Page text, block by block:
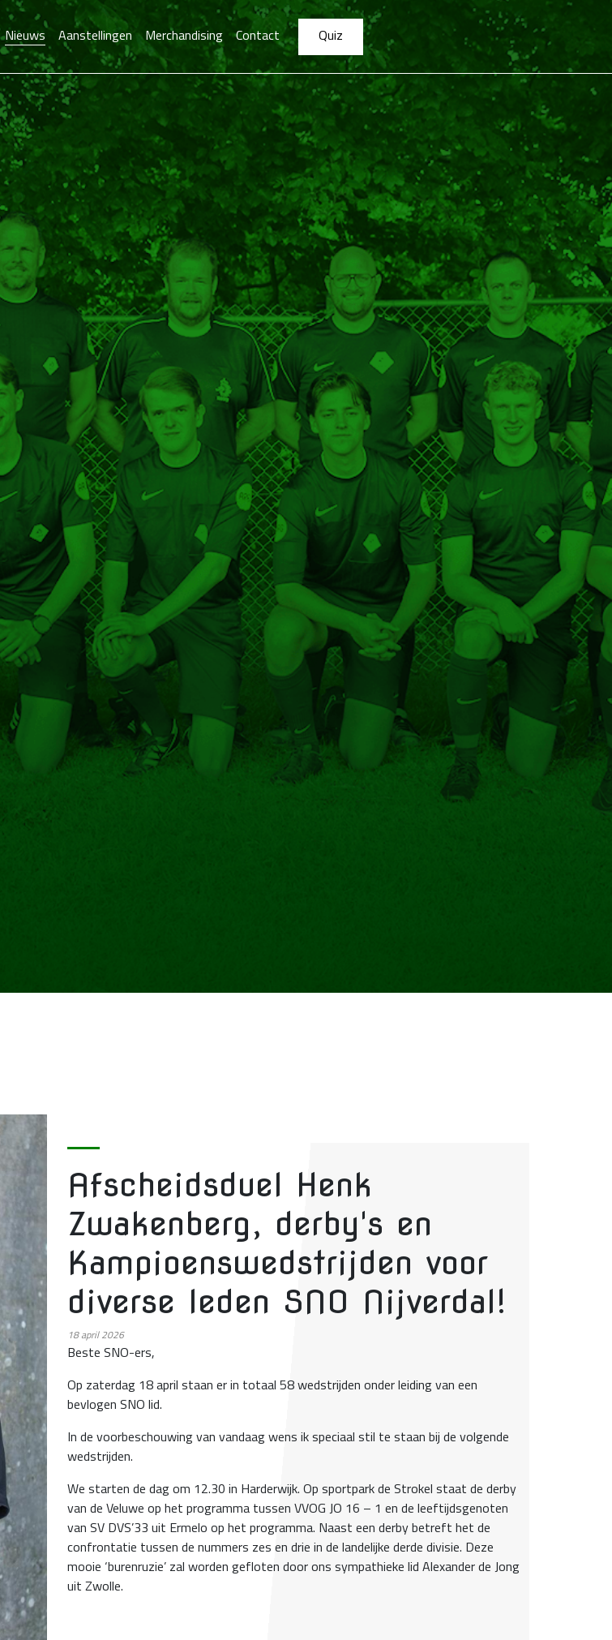
Nieuws Aanstellingen Merchandising Contact Quiz
Afscheidsduel Henk
Zwakenberg, derby's en
Kampioenswedstrijden voor
diverse leden SNO Nijverdal!
18april 2026
Beste SNO-ers,
Op zaterdag 18 april staan er in totaal 58 wedstrijden onder leiding van een
bevlogen SNO lid.
In de voorbeschouwing van vandaag wens ik speciaal stil te staan bij de volgende
wedstrijden.
We starten de dag om 12.30 in Harderwijk. Op sportpark de Strokel staat de derby
van de Veluwe op het programma tussen VVOG JO 16 – 1 en de leeftijdsgenoten
van SV DVS’33 uit Ermelo op het programma. Naast een derby betreft het de
confrontatie tussen de nummers zes en drie in de landelijke derde divisie. Deze
mooie ‘burenruzie’ zal worden gefloten door ons sympathieke lid Alexander de Jong
uit Zwolle.